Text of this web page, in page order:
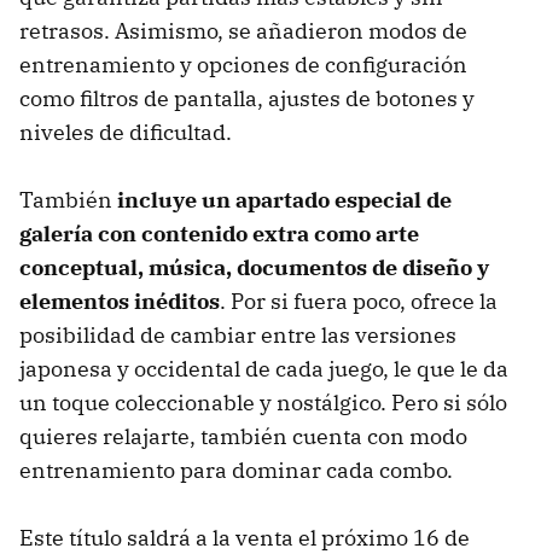
retrasos. Asimismo, se añadieron modos de
entrenamiento y opciones de configuración
como filtros de pantalla, ajustes de botones y
niveles de dificultad.
También incluye un apartado especial de
galería con contenido extra como arte
conceptual, música, documentos de diseño y
elementos inéditos. Por si fuera poco, ofrece la
posibilidad de cambiar entre las versiones
japonesa y occidental de cada juego, le que le da
un toque coleccionable y nostálgico. Pero si sólo
quieres relajarte, también cuenta con modo
entrenamiento para dominar cada combo.
Este título saldrá a la venta el próximo 16 de